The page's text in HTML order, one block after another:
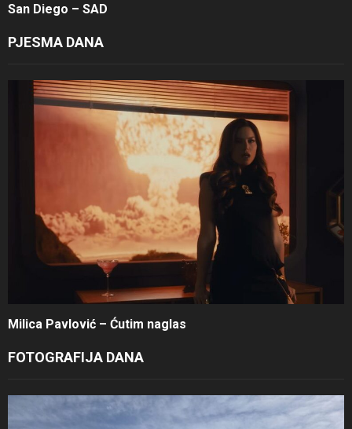
San Diego – SAD
PJESMA DANA
Milica Pavlović – Ćutim naglas
FOTOGRAFIJA DANA